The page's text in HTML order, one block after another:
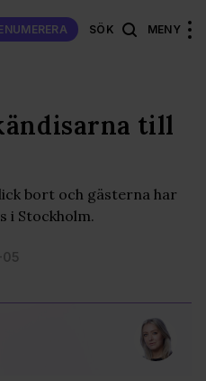
SÖK MENY
till
bort och gästerna har
i Stockholm.